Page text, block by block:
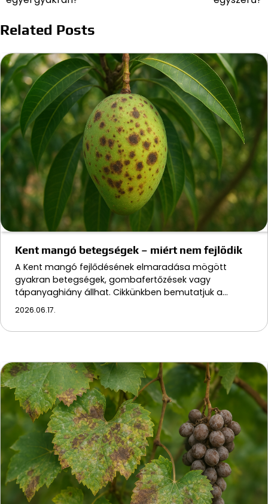
Related Posts
Kent mangó betegségek – miért nem fejlődik
A Kent mangó fejlődésének elmaradása mögött
gyakran betegségek, gombafertőzések vagy
tápanyaghiány állhat. Cikkünkben bemutatjuk a…
2026.06.17.